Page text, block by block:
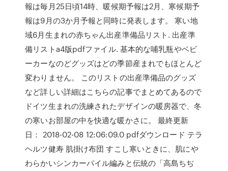
報は毎月25日頃14時、暖候期予報は2月、寒候期予
報は9月の3か月予報と同時に発表します。 寒い地
域6月生まれの赤ちゃん出産準備品リスト. 出産準
備リストa4版pdfファイル. 基本的な哺乳瓶やベビ
ーカーなのどグッズはどの季節産まれでもほとんど
変わりません。 このリストの出産準備品のグッズ
など詳しい詳細はこちらの記事でまとめてあるので
ドイツ生まれの洗練されたデザインの暖房器で、冬
の寒いお部屋の中を快適な暖かさに。 最終更新
日： 2018-02-08 12:06:09.0 pdfダウンロード テラ
ヘルツ健寿 肌掛け布団 すこし寒いときに、肌にや
わらかいシンカーパイル編みと伝統の「高島ちぢ